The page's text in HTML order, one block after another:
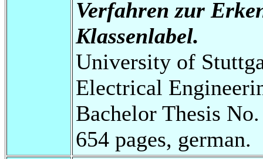
Verfahren zur
Klassenlabel.
University of
Electrical
Bachelor Thesis
654 pages, german.